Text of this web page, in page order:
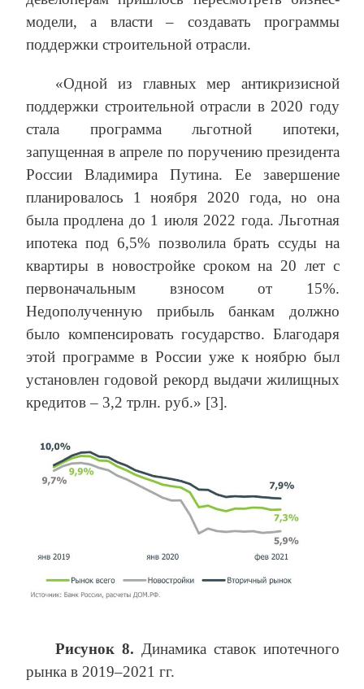
модели, а власти – создавать программы
поддержки строительной отрасли.
«Одной из главных мер антикризисной
поддержки строительной отрасли в 2020 году
стала программа льготной ипотеки,
запущенная в апреле по поручению президента
России Владимира Путина. Ее завершение
планировалось 1 ноября 2020 года, но она
была продлена до 1 июля 2022 года. Льготная
ипотека под 6,5% позволила брать ссуды на
квартиры в новостройке сроком на 20 лет с
первоначальным взносом от 15%.
Недополученную прибыль банкам должно
было компенсировать государство. Благодаря
этой программе в России уже к ноябрю был
установлен годовой рекорд выдачи жилищных
кредитов – 3,2 трлн. руб.» [3].
Рисунок 8. Динамика ставок ипотечного
рынка в 2019–2021 гг.